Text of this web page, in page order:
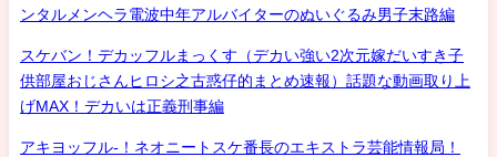
ンタルメンヘラ電波中年アルバイターのぬいぐるみ男子末路編
スケバン！デカッフルまっくす（デカい強い2次元嫁だいすき子
供部屋おじさんヒロシ之古惑仔的まとめ速報）話題な動画取り上
げMAX！デカいは正義刑事編
アキヨッフル-！ネオニートスケ番長のエキストラ芸能情報局！